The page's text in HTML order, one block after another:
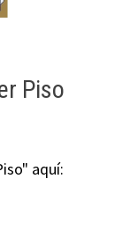
Piso
aquí: